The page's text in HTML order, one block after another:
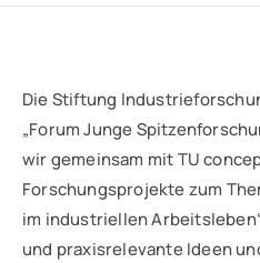
Die Stiftung
„Forum Junge
wir gemeinsam mit TU
Forschungsprojekte zum
im industriellen
und praxisrelevante Ideen